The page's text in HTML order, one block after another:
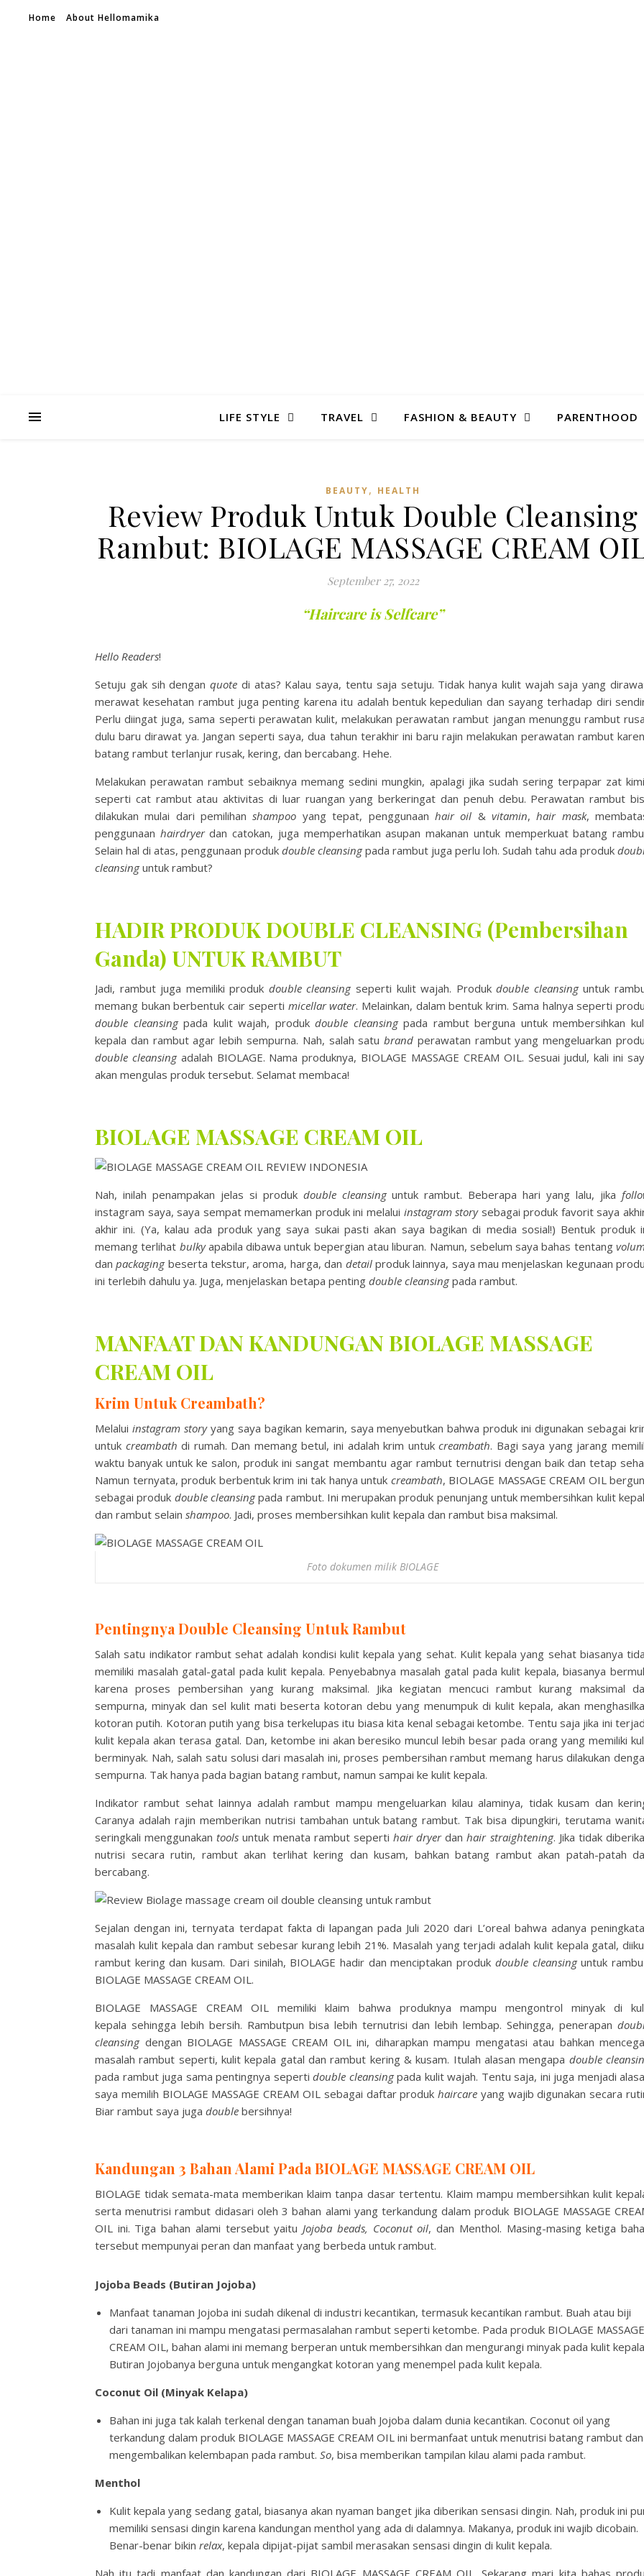
Home About Hellomamika
LIFE STYLE TRAVEL FASHION & BEAUTY PARENTHOOD
BEAUTY, HEALTH
Review Produk Untuk Double Cleansing
Rambut: BIOLAGE MASSAGE CREAM
September 27, 2022
“Haircare is Selfcare”
Hello Readers!
Setuju gak sih denganquote di atas? Kalau saya, tentu saja setuju. Tidak hanya kulit wajah saja yang
merawat kesehatan rambut juga penting karena itu adalah bentuk kepedulian dan sayang terhadap diri
Perlu diingat juga, sama seperti perawatan kulit, melakukan perawatan rambut jangan menunggu rambut
dulu baru dirawat ya. Jangan seperti saya, dua tahun terakhir ini baru rajin melakukan perawatan rambut
batang rambut terlanjur rusak, kering, dan bercabang. Hehe.
Melakukan perawatan rambut sebaiknya memang sedini mungkin, apalagi jika sudah sering terpapar zat
seperti cat rambut atau aktivitas di luar ruangan yang berkeringat dan penuh debu. Perawatan rambut
dilakukan mulai dari pemilihanshampoo yang tepat, penggunaan hair oil & vitamin,hair mask,
penggunaan hairdryerdan catokan, juga memperhatikan asupan makanan untuk memperkuat batang
Selain hal di atas, penggunaan produk double cleansingpada rambut juga perlu loh. Sudah tahu ada produk
cleansinguntuk rambut?
HADIR PRODUK DOUBLE CLEANSING (Pembersihan
Ganda) UNTUK RAMBUT
Jadi, rambut juga memiliki produk double cleansingseperti kulit wajah. Produkdouble cleansinguntuk
memang bukan berbentuk cair seperti micellar water. Melainkan, dalam bentuk krim. Sama halnya seperti
double cleansingpada kulit wajah, produkdouble cleansingpada rambut berguna untuk membersihkan
kepala dan rambut agar lebih sempurna. Nah, salah satubrand perawatan rambut yang mengeluarkan
double cleansingadalah BIOLAGE. Nama produknya, BIOLAGE MASSAGE CREAM OIL. Sesuai judul, kali ini
akan mengulas produk tersebut. Selamat membaca!
BIOLAGE MASSAGE CREAM OIL
Nah, inilah penampakan jelas si produk double cleansinguntuk rambut. Beberapa hari yang lalu, jika
instagram saya, saya sempat memamerkan produk ini melalui instagram storysebagai produk favorit saya
akhir ini. (Ya, kalau ada produk yang saya sukai pasti akan saya bagikan di media sosial!) Bentuk produk
memang terlihat bulkyapabila dibawa untuk bepergian atau liburan. Namun, sebelum saya bahas tentang
danpackagingbeserta tekstur, aroma, harga, dan detailproduk lainnya, saya mau menjelaskan kegunaan
ini terlebih dahulu ya. Juga, menjelaskan betapa penting double cleansingpada rambut.
MANFAAT DAN KANDUNGAN BIOLAGE MASSAGE
CREAM OIL
Krim Untuk Creambath?
Melalui instagram storyyang saya bagikan kemarin, saya menyebutkan bahwa produk ini digunakan sebagai
untuk creambath di rumah. Dan memang betul, ini adalah krim untukcreambath. Bagi saya yang jarang
waktu banyak untuk ke salon, produk ini sangat membantu agar rambut ternutrisi dengan baik dan tetap
Namun ternyata, produk berbentuk krim ini tak hanya untuk creambath, BIOLAGE MASSAGE CREAM OIL
sebagai produk double cleansingpada rambut. Ini merupakan produk penunjang untuk membersihkan kulit
dan rambut selain shampoo. Jadi, proses membersihkan kulit kepala dan rambut bisa maksimal.
Foto dokumen milik BIOLAGE
Pentingnya Double Cleansing Untuk Rambut
Salah satu indikator rambut sehat adalah kondisi kulit kepala yang sehat. Kulit kepala yang sehat biasanya
memiliki masalah gatal-gatal pada kulit kepala. Penyebabnya masalah gatal pada kulit kepala, biasanya
karena proses pembersihan yang kurang maksimal. Jika kegiatan mencuci rambut kurang maksimal
sempurna, minyak dan sel kulit mati beserta kotoran debu yang menumpuk di kulit kepala, akan
kotoran putih. Kotoran putih yang bisa terkelupas itu biasa kita kenal sebagai ketombe. Tentu saja jika ini
kulit kepala akan terasa gatal. Dan, ketombe ini akan beresiko muncul lebih besar pada orang yang memiliki
berminyak. Nah, salah satu solusi dari masalah ini, proses pembersihan rambut memang harus dilakukan
sempurna. Tak hanya pada bagian batang rambut, namun sampai ke kulit kepala.
Indikator rambut sehat lainnya adalah rambut mampu mengeluarkan kilau alaminya, tidak kusam dan
Caranya adalah rajin memberikan nutrisi tambahan untuk batang rambut. Tak bisa dipungkiri, terutama
seringkali menggunakantools untuk menata rambut sepertihair dryerdanhair straightening. Jika tidak
nutrisi secara rutin, rambut akan terlihat kering dan kusam, bahkan batang rambut akan patah-patah
bercabang.
Sejalan dengan ini, ternyata terdapat fakta di lapangan pada Juli 2020 dari L’oreal bahwa adanya
masalah kulit kepala dan rambut sebesar kurang lebih 21%. Masalah yang terjadi adalah kulit kepala gatal,
rambut kering dan kusam. Dari sinilah, BIOLAGE hadir dan menciptakan produk double cleansinguntuk
BIOLAGE MASSAGE CREAM OIL.
BIOLAGE MASSAGE CREAM OIL memiliki klaim bahwa produknya mampu mengontrol minyak di
kepala sehingga lebih bersih. Rambutpun bisa lebih ternutrisi dan lebihlembap. Sehingga, penerapan
cleansingdengan BIOLAGE MASSAGE CREAM OIL ini, diharapkan mampu mengatasi atau bahkan
masalah rambut seperti, kulit kepala gatal dan rambut kering & kusam. Itulah alasan mengapa double
pada rambut juga sama pentingnya seperti double cleansingpada kulit wajah. Tentu saja, ini juga menjadi
saya memilih BIOLAGE MASSAGE CREAM OIL sebagai daftar produkhaircare yang wajib digunakan secara
Biar rambut saya juga double bersihnya!
Kandungan 3 Bahan Alami Pada BIOLAGE MASSAGE CREAM OIL
BIOLAGE tidak semata-mata memberikan klaim tanpa dasar tertentu. Klaim mampu membersihkan kulit
serta menutrisi rambut didasari oleh 3 bahan alami yang terkandung dalam produk BIOLAGE MASSAGE
OIL ini. Tiga bahan alami tersebut yaituJojoba beads, Coconut oil, dan Menthol. Masing-masing ketiga
tersebut mempunyai peran dan manfaat yang berbeda untuk rambut.
Jojoba Beads (Butiran Jojoba)
Manfaat tanaman Jojoba ini sudah dikenal di industri kecantikan, termasuk kecantikan rambut. Buah atau biji
dari tanaman ini mampu mengatasi permasalahan rambut seperti ketombe. Pada produk BIOLAGE MASSAGE
CREAM OIL, bahan alami ini memang berperan untuk membersihkan dan mengurangi minyak pada kulit
Butiran Jojobanya berguna untuk mengangkat kotoran yang menempel pada kulit kepala.
Coconut Oil (Minyak Kelapa)
Bahan ini juga tak kalah terkenal dengan tanaman buah Jojoba dalam dunia kecantikan. Coconut oil yang
terkandung dalam produk BIOLAGE MASSAGE CREAM OIL ini bermanfaat untuk menutrisi batang rambut dan
mengembalikan kelembapan pada rambut. So, bisa memberikan tampilan kilau alami pada rambut.
Menthol
Kulit kepala yang sedang gatal, biasanya akan nyaman banget jika diberikan sensasi dingin. Nah, produk ini
memiliki sensasi dingin karena kandungan menthol yang ada di dalamnya. Makanya, produk ini wajib dicobain.
Benar-benar bikin relax, kepala dipijat-pijat sambil merasakan sensasi dingin di kulit kepala.
Nah itu tadi manfaat dan kandungan dari BIOLAGE MASSAGE CREAM OIL. Sekarang mari kita bahas